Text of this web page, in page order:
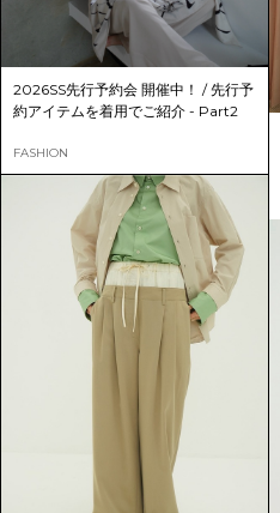
2026SS先行予約会 開催中！ / 先行予
約アイテムを着用でご紹介 - Part2
FASHION